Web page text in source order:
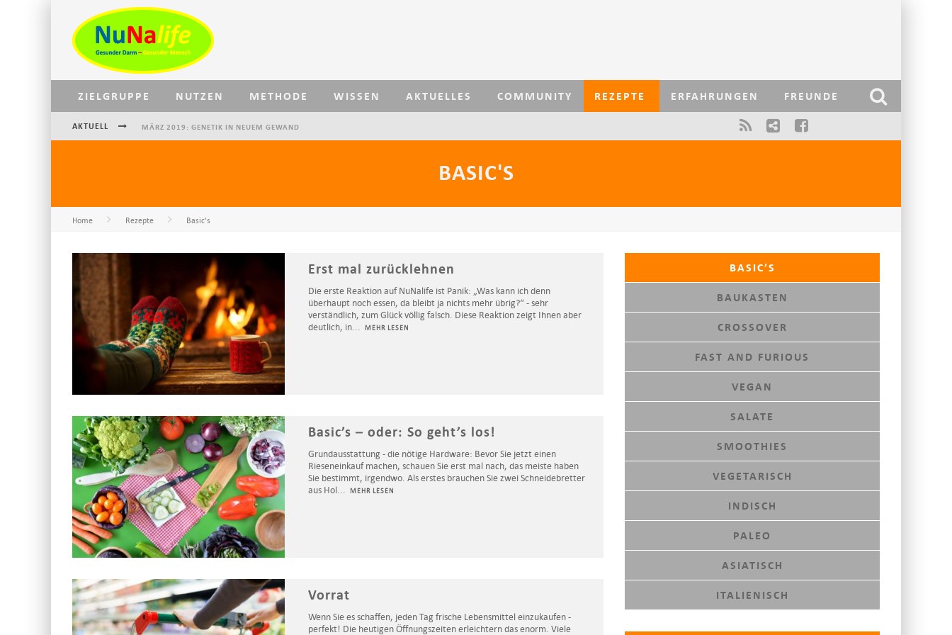
ZIELGRUPPE NUTZEN METHODE WISSEN AKTUELLES COMMUNITY REZEPTE ERFAHRUNGEN FREUNDE
AKTUELL MÄRZ 2019: GENETIK IN NEUEM GEWAND
JUNI 2019: NUNALIFE UND JETLAG
BASIC'S
Home Rezepte Basic's
Erst mal zurücklehnen
Die erste Reaktion auf NuNalife ist Panik: „Was kann ich denn
überhaupt noch essen, da bleibt ja nichts mehr übrig?“ - sehr
verständlich, zum Glück völlig falsch. Diese Reaktion zeigt Ihnen aber
deutlich, in... MEHR LESEN
Basic’s – oder: So geht’s los!
Grundausstattung - die nötige Hardware: Bevor Sie jetzt einen
Rieseneinkauf machen, schauen Sie erst mal nach, das meiste haben
Sie bestimmt, irgendwo. Als erstes brauchen Sie zwei Schneidebretter
aus Hol... MEHR LESEN
Vorrat
Wenn Sie es schaffen, jeden Tag frische Lebensmittel einzukaufen -
perfekt! Die heutigen Öffnungszeiten erleichtern das enorm. Viele
BASIC’S
BAUKASTEN
CROSSOVER
FAST AND FURIOUS
VEGAN
SALATE
SMOOTHIES
VEGETARISCH
INDISCH
PALEO
ASIATISCH
ITALIENISCH